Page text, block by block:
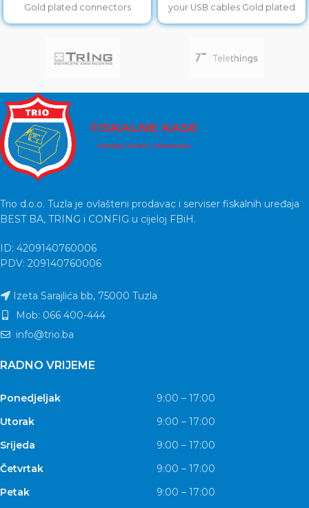
Gold plated connectors
your USB cables Gold plated
contacts
Trio d.o.o. Tuzla je ovlašteni prodavac i serviser fiskalnih uređaja
BEST BA, TRING i CONFIG u cijeloj FBiH.
ID: 4209140760006
PDV: 209140760006
Izeta Sarajlića bb, 75000 Tuzla
Mob: 066 400-444
info@trio.ba
RADNO VRIJEME
Ponedjeljak
9:00 – 17:00
Utorak
9:00 – 17:00
Srijeda
9:00 – 17:00
Četvrtak
9:00 – 17:00
Petak
9:00 – 17:00